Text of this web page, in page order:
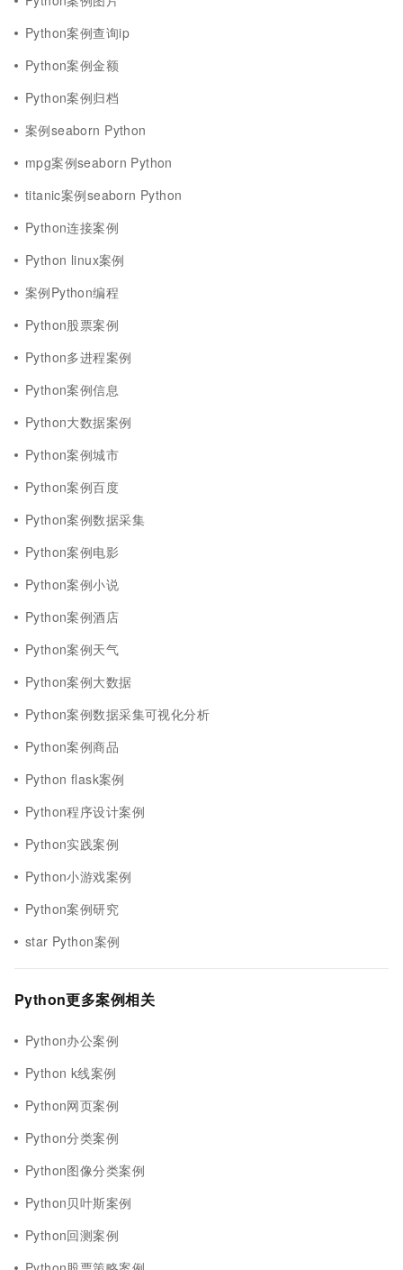
Python案例查询ip
Python案例金额
Python案例归档
案例seaborn Python
mpg案例seaborn Python
titanic案例seaborn Python
Python连接案例
Python linux案例
案例Python编程
Python股票案例
Python多进程案例
Python案例信息
Python大数据案例
Python案例城市
Python案例百度
Python案例数据采集
Python案例电影
Python案例小说
Python案例酒店
Python案例天气
Python案例大数据
Python案例数据采集可视化分析
Python案例商品
Python flask案例
Python程序设计案例
Python实践案例
Python小游戏案例
Python案例研究
star Python案例
Python更多案例相关
Python办公案例
Python k线案例
Python网页案例
Python分类案例
Python图像分类案例
Python贝叶斯案例
Python回测案例